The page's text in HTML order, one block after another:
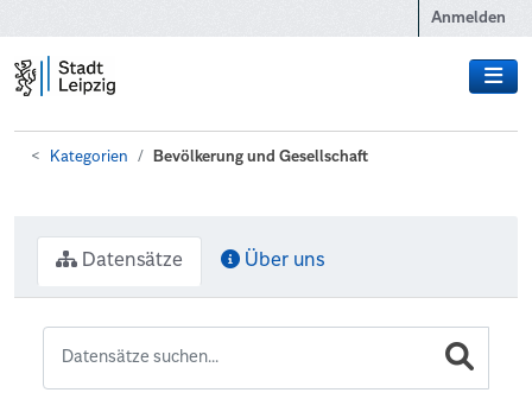
Anmelden
Kategorien Bevölkerung und Gesellschaft
Datensätze Über uns